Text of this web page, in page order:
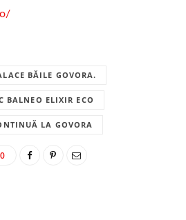
BĂILE GOVORA.
BALNEO ELIXIR ECO
LA GOVORA
0